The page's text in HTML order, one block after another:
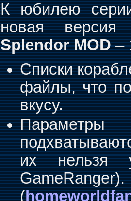
К юбилею
новая
Splendor MOD–
Списки
файлы, что
вкусу.
их нельзя
(